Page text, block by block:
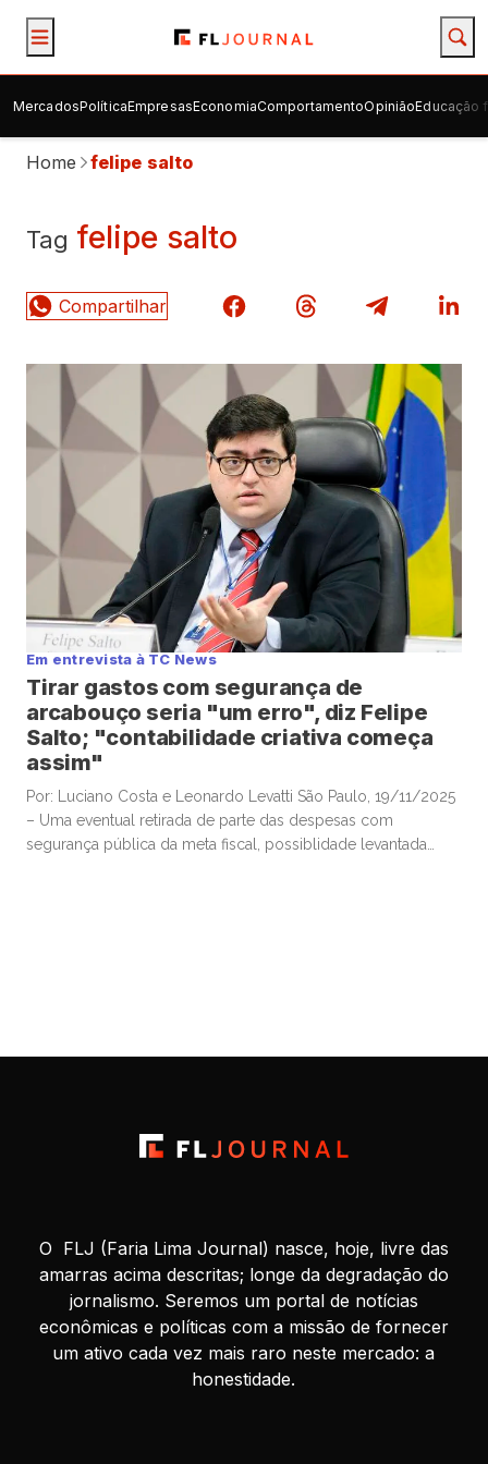
MercadosPolíticaEmpresasEconomiaComportamentoOpiniãoEducação
Home felipe salto
Tag felipe salto
Em entrevista à TC News
Tirar gastos com segurança de
arcabouço seria "um erro", diz Felipe
Salto; "contabilidade criativa começa
assim"
Por: Luciano Costa e Leonardo Levatti São Paulo, 19/11/2025
– Uma eventual retirada de parte das despesas com
segurança pública da meta fiscal, possiblidade levantada
O FLJ (Faria Lima Journal) nasce, hoje, livre das
amarras acima descritas; longe da degradação do
jornalismo. Seremos um portal de notícias
econômicas e políticas com a missão de fornecer
um ativo cada vez mais raro neste mercado: a
honestidade.